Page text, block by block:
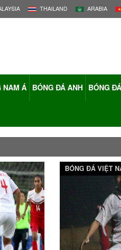
THAILAND ARABIA
NAM Á BÓNG ĐÁ ANH BÓNG
BÓNG ĐÁ VIỆT